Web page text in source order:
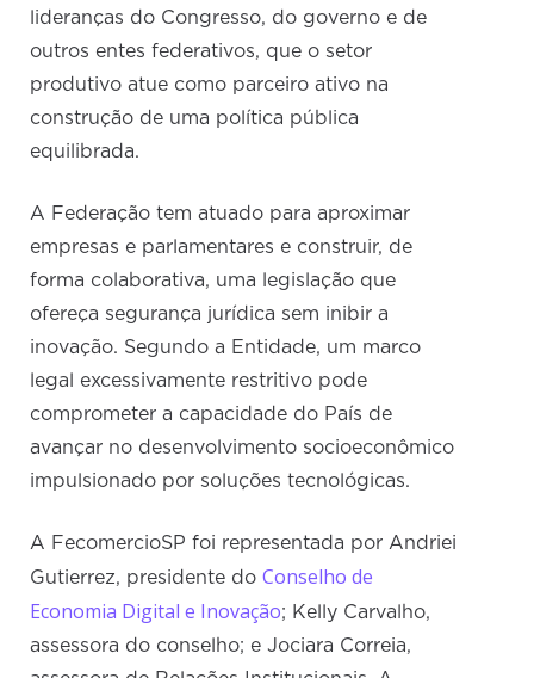
lideranças do Congresso, do governo e de
outros entes federativos, que o setor
produtivo atue como parceiro ativo na
construção de uma política pública
equilibrada.
A Federação tem atuado para aproximar
empresas e parlamentares e construir, de
forma colaborativa, uma legislação que
ofereça segurança jurídica sem inibir a
inovação. Segundo a Entidade, um marco
legal excessivamente restritivo pode
comprometer a capacidade do País de
avançar no desenvolvimento socioeconômico
impulsionado por soluções tecnológicas.
A FecomercioSP foi representada por Andriei
Gutierrez, presidente doConselho de
Economia Digital e Inovação; Kelly Carvalho,
assessora do conselho; e Jociara Correia,